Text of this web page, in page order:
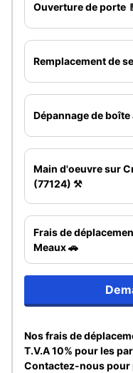
Ouverture de porte
Remplacement de
Dépannage de
Main d'oeuvre sur
(77124) ⚒️
Frais de
Meaux 🚗
Nos frais de
T.V.A 10% pour les
Contactez-nous